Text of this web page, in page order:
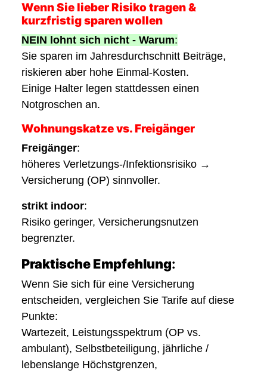
Wenn Sie lieber Risiko tragen &
kurzfristig sparen wollen
NEIN lohnt sich nicht - Warum:
Sie sparen im Jahresdurchschnitt Beiträge,
riskieren aber hohe Einmal-Kosten.
Einige Halter legen stattdessen einen
Notgroschen an.
Wohnungskatze vs. Freigänger
Freigänger:
höheres Verletzungs-/Infektionsrisiko →
Versicherung (OP) sinnvoller.
strikt indoor:
Risiko geringer, Versicherungsnutzen
begrenzter.
Praktische Empfehlung:
Wenn Sie sich für eine Versicherung
entscheiden, vergleichen Sie Tarife auf diese
Punkte:
Wartezeit, Leistungsspektrum (OP vs.
ambulant), Selbstbeteiligung, jährliche /
lebenslange Höchstgrenzen,